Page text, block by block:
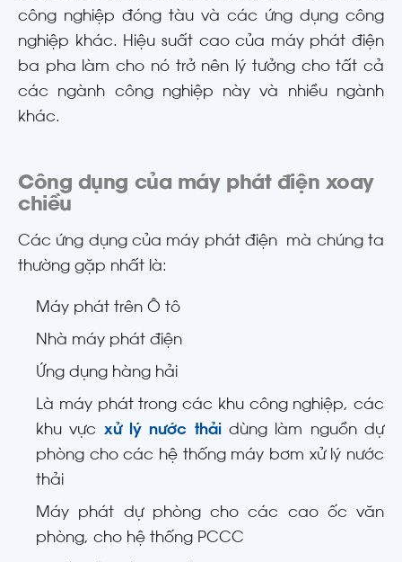
công nghiệp đóng tàu và các ứng dụng công
nghiệp khác. Hiệu suất cao của máy phát điện
ba pha làm cho nó trở nên lý tưởng cho tất cả
các ngành công nghiệp này và nhiều ngành
khác.
Công dụng của máy phát điện xoay
chiều
Các ứng dụng của máy phát điện mà chúng ta
thường gặp nhất là:
Máy phát trên Ô tô
Nhà máy phát điện
Ứng dụng hàng hải
Là máy phát trong các khu công nghiệp, các
khu vực xử lý nước thảidùng làm nguồn dự
phòng cho các hệ thống máy bơm xử lý nước
thải
Máy phát dự phòng cho các cao ốc văn
phòng, cho hệ thống PCCC